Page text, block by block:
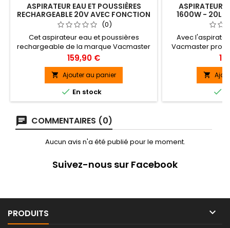
ASPIRATEUR EAU ET POUSSIÈRES
RECHARGEABLE 20V AVEC FONCTION
SOUFFLERIE - VACMASTER
PROFESSIONAL
(0)
Cet aspirateur eau et poussières
rechargeable de la marque Vacmaster
Professional est léger et maniable, il est
idéal pour les petits travaux de
nettoyage et d'aspiration dans votre
maison, votre atelier, votre voiture...
Prix
159,90 €
 Ajouter au panier
 En stock
ASPIRATEUR
1600W - 20L
PRISE
Avec
Vacmaster
effectuer
nettoyage à
mais il sera
entreprises
laboratoires, les
les petites


COMMENTAIRES (0)
Aucun avis n'a été publié pour le moment.
Suivez-nous sur Facebook
PRODUITS 